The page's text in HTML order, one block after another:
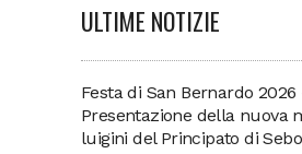
ULTIME NOTIZIE
Festa di San Bernardo 2026
Presentazione della nuova
luigini del Principato di